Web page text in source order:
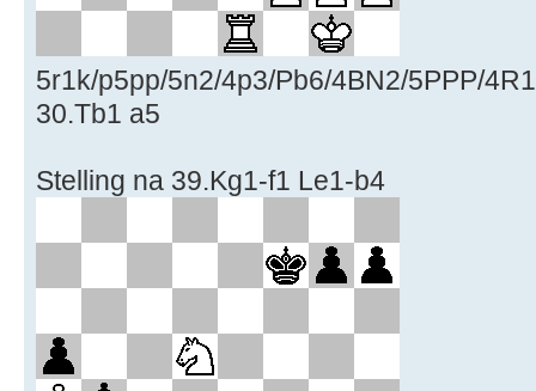
5r1k/p5pp/5n2/4p3/Pb6/4BN2/5PPP/
30.Tb1 a5
Stelling na 39.Kg1-f1 Le1-b4